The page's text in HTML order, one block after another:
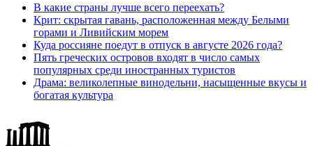
В какие страны лучше всего переехать?
Крит: скрытая гавань, расположенная между Белыми
горами и Ливийским морем
Куда россияне поедут в отпуск в августе 2026 года?
Пять греческих островов входят в число самых
популярных среди иностранных туристов
Драма: великолепные винодельни, насыщенные вкусы и
богатая культура